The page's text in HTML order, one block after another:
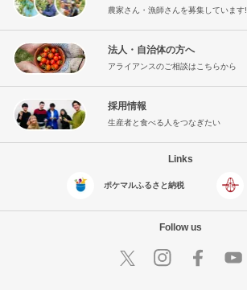
農家さん・漁師さんを募集しています!
法人・自治体の方へ
アライアンスのご相談はこちらから
採用情報
生産者と食べる人をつなぎたい
Links
ポケマルふるさと納税
Follow us